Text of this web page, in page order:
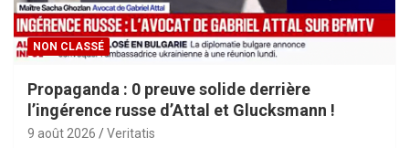
NON CLASSÉ
Propaganda : 0 preuve solide derrière
l’ingérence russe d’Attal et Glucksmann !
9 août 2026 Veritatis